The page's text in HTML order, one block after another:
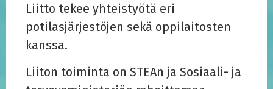
Liitto tekee yhteistyötä eri
potilasjärjestöjen sekä oppilaitosten
kanssa.
Liiton toiminta on STEAn ja Sosiaali- ja